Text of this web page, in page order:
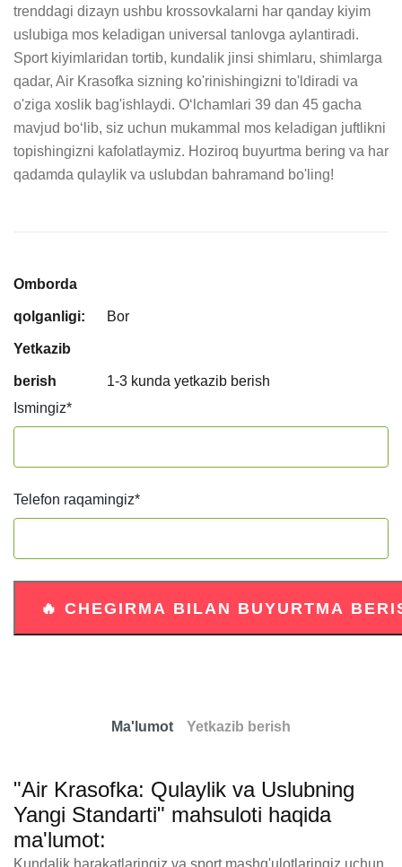
trenddagi dizayn ushbu krossovkalarni har qanday kiyim
uslubiga mos keladigan universal tanlovga aylantiradi.
Sport kiyimlaridan tortib, kundalik jinsi shimlaru, shimlarga
qadar, Air Krasofka sizning ko'rinishingizni to'ldiradi va
o'ziga xoslik bag'ishlaydi. O‘lchamlari 39 dan 45 gacha
mavjud bo‘lib, siz uchun mukammal mos keladigan juftlikni
topishingizni kafolatlaymiz. Hoziroq buyurtma bering va har
qadamda qulaylik va uslubdan bahramand bo'ling!
Omborda
qolganligi: Bor
Yetkazib
berish
1-3 kunda yetkazib berish
Ismingiz*
Telefon raqamingiz*
Ma'lumot Yetkazib berish
"Air Krasofka: Qulaylik va Uslubning
Yangi Standarti" mahsuloti haqida
ma'lumot:
Kundalik harakatlaringiz va sport mashg'ulotlaringiz uchun